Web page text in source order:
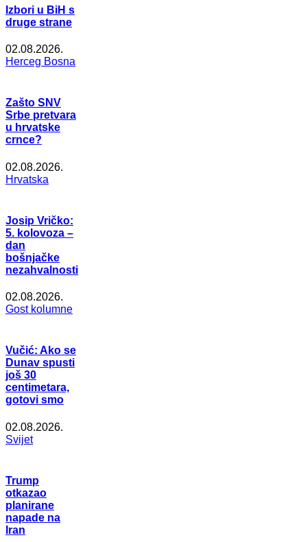
Izbori u BiH s
druge strane
02.08.2026.
Herceg Bosna
Zašto SNV
Srbe pretvara
u hrvatske
crnce?
02.08.2026.
Hrvatska
Josip Vričko:
5. kolovoza –
dan
bošnjačke
nezahvalnosti
02.08.2026.
Gost kolumne
Vučić: Ako se
Dunav spusti
još 30
centimetara,
gotovi smo
02.08.2026.
Svijet
Trump
otkazao
planirane
napade na
Iran